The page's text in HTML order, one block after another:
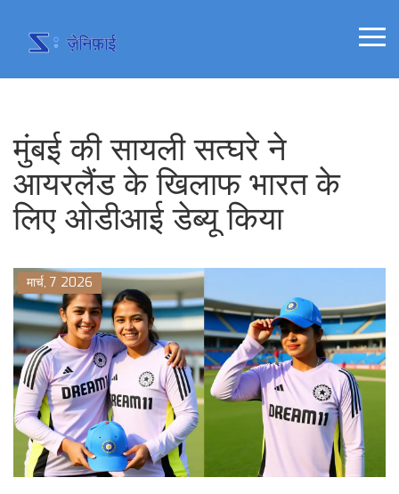
मुंबई की सायली सत्घरे ने
आयरलैंड के खिलाफ भारत के
लिए ओडीआई डेब्यू किया
मार्च, 7 2026